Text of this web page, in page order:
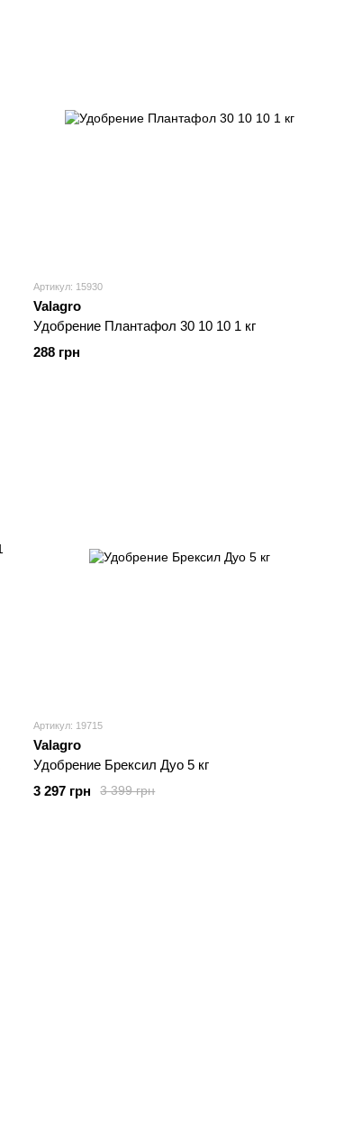
Артикул: 15930
Valagro
Удобрение Плантафол 30 10 10 1 кг
288 грн
Артикул: 19715
Valagro
Удобрение Брексил Дуо 5 кг
3 399 грн
3 297 грн